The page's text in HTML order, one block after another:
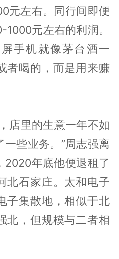
元左右。同行间即便
元左右的利润。
手机就像茅台酒一
者喝的，而是用来赚
店里的生意一年不如
些业务。”周志强离
2020年底他便退租了
北石家庄。太和电子
子集散地，相似于北
北，但规模与二者相